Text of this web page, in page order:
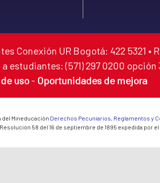
Conexión UR Bogotá: 422 5321 •
estudiantes: (571) 297 0200 opción
uso - Oportunidades de mejora
Mineducación Derechos Pecuniarios, Reglamentos y
58 del 16 de septiembre de 1895 expedida por el